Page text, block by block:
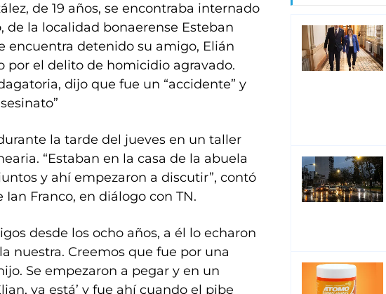
de 19 años, se encontraba internado
la localidad bonaerense Esteban
encuentra detenido su amigo, Elián
por el delito de homicidio agravado.
dijo que fue un “accidente” y
la tarde del jueves en un taller
“Estaban en la casa de la abuela
y ahí empezaron a discutir”, contó
Franco, en diálogo con TN.
desde los ocho años, a él lo echaron
nuestra. Creemos que fue por una
Se empezaron a pegar y en un
ya está’ y fue ahí cuando el pibe